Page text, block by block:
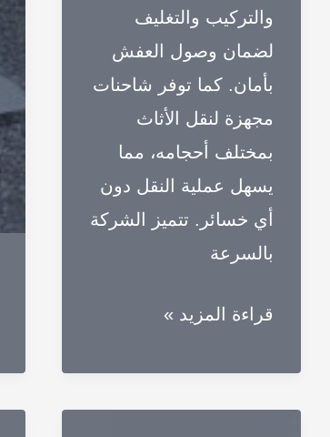
والتركيب والتغليف
لضمان وصول العفش
بأمان. كما توفر شاحنات
مجهزة لنقل الأثاث
بمختلف أحجامه، مما
يسهل عملية النقل دون
أي خسائر. تتميز الشركة
بالسرعة
أسرع
عفش
قراءة المزيد »